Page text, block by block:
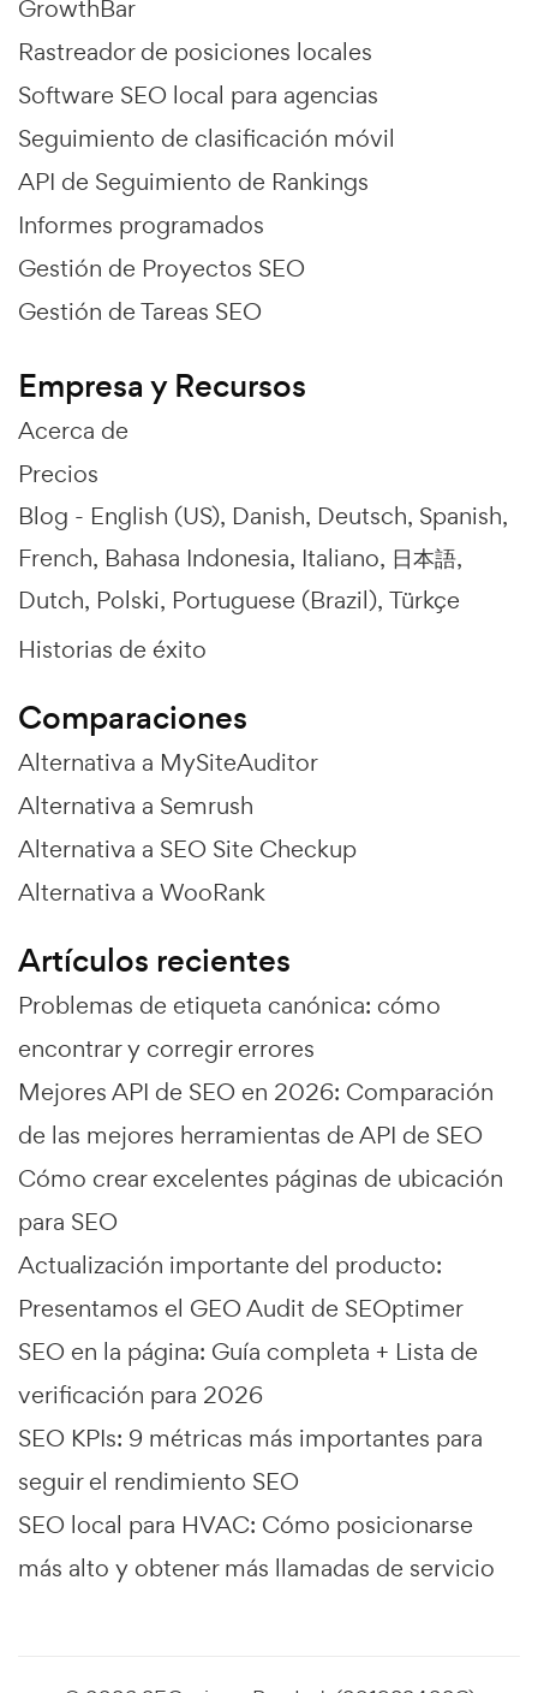
GrowthBar
Rastreador de posiciones locales
Software SEO local para agencias
Seguimiento de clasificación móvil
API de Seguimiento de Rankings
Informes programados
Gestión de Proyectos SEO
Gestión de Tareas SEO
Empresa y Recursos
Acerca de
Precios
Blog - English (US) Danish Deutsch Spanish
French Bahasa Indonesia Italiano 日本語
Dutch Polski Portuguese (Brazil) Türkçe
Historias de éxito
Comparaciones
Alternativa a MySiteAuditor
Alternativa a Semrush
Alternativa a SEO Site Checkup
Alternativa a WooRank
Artículos recientes
Problemas de etiqueta canónica: cómo
encontrar y corregir errores
Mejores API de SEO en 2026: Comparación
de las mejores herramientas de API de SEO
Cómo crear excelentes páginas de ubicación
para SEO
Actualización importante del producto:
Presentamos el GEO Audit de SEOptimer
SEO en la página: Guía completa + Lista de
verificación para 2026
SEO KPIs: 9 métricas más importantes para
seguir el rendimiento SEO
SEO local para HVAC: Cómo posicionarse
más alto y obtener más llamadas de servicio